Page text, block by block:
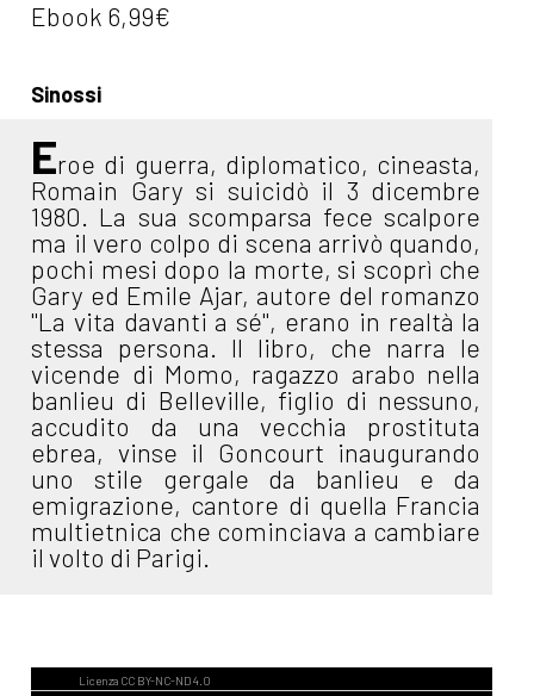
Ebook 6,99€
Sinossi
Eroe di guerra, diplomatico, cineasta,
Romain Gary si suicidò il 3 dicembre
1980. La sua scomparsa fece scalpore
ma il vero colpo di scena arrivò quando,
pochi mesi dopo la morte, si scoprì che
Gary ed Emile Ajar, autore del romanzo
"La vita davanti a sé", erano in realtà la
stessa persona. Il libro, che narra le
vicende di Momo, ragazzo arabo nella
banlieu di Belleville, figlio di nessuno,
accudito da una vecchia prostituta
ebrea, vinse il Goncourt inaugurando
uno stile gergale da banlieu e da
emigrazione, cantore di quella Francia
multietnica che cominciava a cambiare
il volto di Parigi.